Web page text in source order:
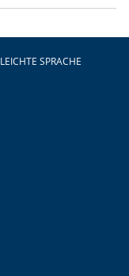
LEICHTE SPRACHE